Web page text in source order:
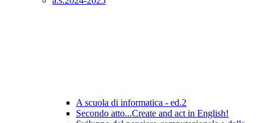
A scuola di informatica - ed.2
Secondo atto...Create and act in English!